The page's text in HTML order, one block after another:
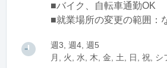
■バイク、自転車通勤OK
■就業場所の変更の範囲：
週3, 週4, 週5
月, 火, 水, 木, 金, 土, 日, 祝, シ